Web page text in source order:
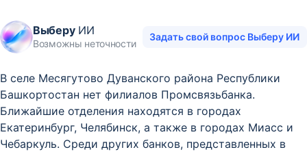
ВыберуИИ
Возможны неточности
Задать свой вопрос Выберу ИИ
В селе Месягутово Дуванского района Республики
Башкортостан нет филиалов Промсвязьбанка.
Ближайшие отделения находятся в городах
Екатеринбург, Челябинск, а также в городах Миасс и
Чебаркуль. Среди других банков, представленных в